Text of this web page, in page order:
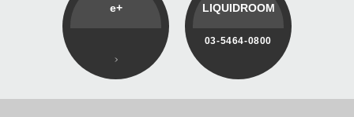
e+ LIQUIDROOM
03-5464-0800